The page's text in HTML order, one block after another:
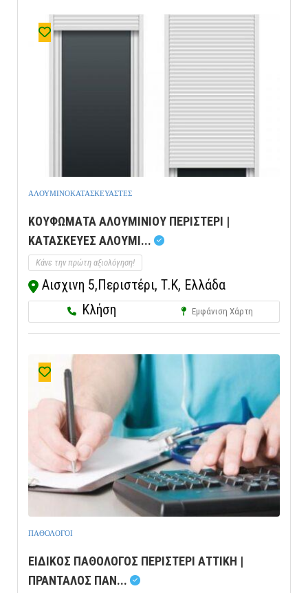
ΑΛΟΥΜΙΝΟΚΑΤΑΣΚΕΥΑΣΤΕΣ
ΚΟΥΦΩΜΑΤΑ ΑΛΟΥΜΙΝΙΟΥ ΠΕΡΙΣΤΕΡΙ |
ΚΑΤΑΣΚΕΥΕΣ ΑΛΟΥΜΙ...
Κάνε την πρώτη αξιολόγηση!
Αισχινη 5,Περιστέρι, Τ.Κ, Ελλάδα
Κλήση
Εμφάνιση Χάρτη
ΠΑΘΟΛΟΓΟΙ
ΕΙΔΙΚΟΣ ΠΑΘΟΛΟΓΟΣ ΠΕΡΙΣΤΕΡΙ ΑΤΤΙΚΗ |
ΠΡΑΝΤΑΛΟΣ ΠΑΝ...